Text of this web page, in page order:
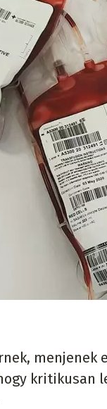
menjenek
kritikusan